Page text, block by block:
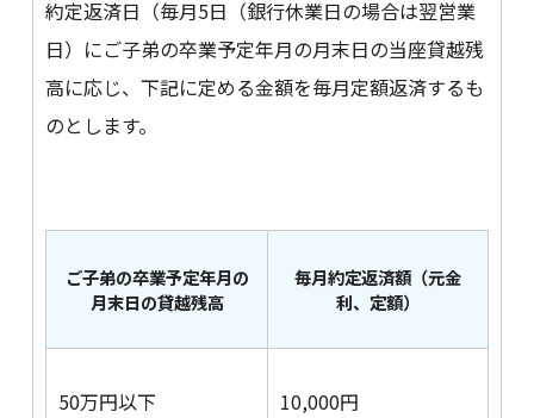
約定返済日（毎月5日（銀行休業日の場合は翌営業
日）にご子弟の卒業予定年月の月末日の当座貸越残
高に応じ、下記に定める金額を毎月定額返済するも
のとします。
ご子弟の卒業予定年月の
月末日の貸越残高
毎月約定返済額（元金
利、定額）
50万円以下 10,000円